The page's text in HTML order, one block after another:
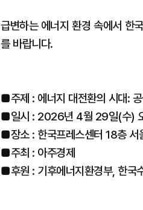
급변하는 에너지 환경 속에서 한
를 바랍니다.
■주제 : 에너지 대전환의 시대:
■일시 : 2026년 4월 29일(수)
■장소 : 한국프레스센터 18층 서
■주최 : 아주경제
■후원 : 기후에너지환경부, 한국